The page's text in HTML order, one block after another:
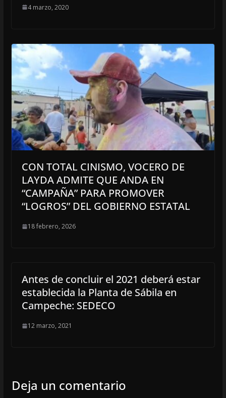
4 marzo, 2020
CON TOTAL CINISMO, VOCERO DE
LAYDA ADMITE QUE ANDA EN
“CAMPAÑA” PARA PROMOVER
“LOGROS” DEL GOBIERNO ESTATAL
18 febrero, 2026
Antes de concluir el 2021 deberá estar
establecida la Planta de Sábila en
Campeche: SEDECO
12 marzo, 2021
Deja un comentario